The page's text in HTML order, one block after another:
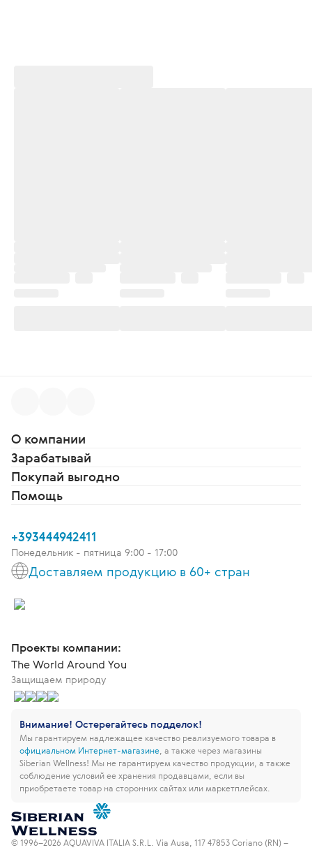
О компании
Зарабатывай
Покупай выгодно
Помощь
+393444942411
Понедельник - пятница 9:00 - 17:00
Доставляем продукцию в 60+ стран
Проекты компании:
The World Around You
Защищаем природу
Внимание! Остерегайтесь подделок!
Мы гарантируем надлежащее качество реализуемого товара в
официальном Интернет-магазине , а также через магазины
Siberian Wellness! Мы не гарантируем качество продукции, а также
соблюдение условий ее хранения продавцами, если вы
приобретаете товар на сторонних сайтах или маркетплейсах.
© 1996–2026 AQUAVIVA ITALIA S.R.L. Via Ausa, 117 47853 Coriano (RN) –